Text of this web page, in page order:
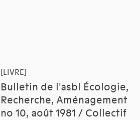
[LIVRE]
Bulletin de l'asbl Écologie,
Recherche, Aménagement
no 10, août 1981 / Collectif